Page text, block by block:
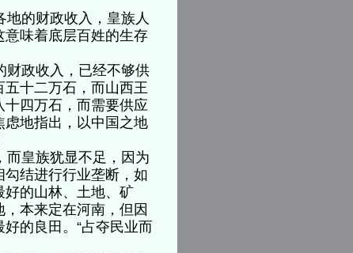
的财政收入，皇族人
意味着底层百姓的生存
政收入，已经不够供
十二万石，而山西王
四万石，而需要供应
地指出，以中国之地
！
皇族犹显不足，因为
结进行行业垄断，如
的山林、土地、矿
本来定在河南，但因
的良田。“占夺民业而